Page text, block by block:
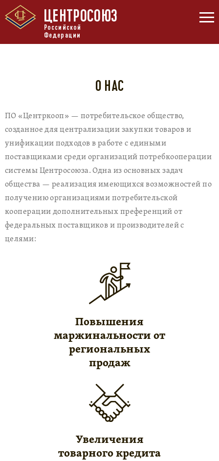
ЦЕНТРОСОЮЗ
Российской
Федерации
О НАС
ПО «Центркооп» — потребительское общество,
созданное для централизации закупки товаров и
унификации подходов в работе с едиными
поставщиками среди организаций потребкооперации
системы Центросоюза. Одна из основных задач
общества — реализация имеющихся возможностей по
получению организациями потребительской
кооперации дополнительных преференций от
федеральных поставщиков и производителей с
целями:
Повышения
маржинальности от
региональных
продаж
Увеличения
товарного кредита